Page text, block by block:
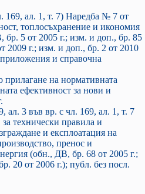
169, ал. 1, т. 7) Наредба № 7 от
топлосъхранение и икономия
бр. 5 от 2005 г.; изм. и доп., бр. 85
2009 г.; изм. и доп., бр. 2 от 2010
и справочна
прилагане на нормативната
ефективност за нови и
ал. 3 във вр. с чл. 169, ал. 1, т. 7
технически правила и
и експлоатация на
пренос и
(обн., ДВ, бр. 68 от 2005 г.;
20 от 2006 г.); публ. без посл.